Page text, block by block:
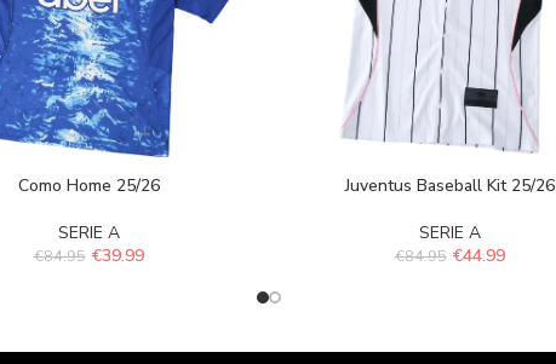
Como Home 25/26
SERIE A
€84.95 €39.99
Juventus Baseball Kit 25/26
SERIE A
€84.95 €44.99